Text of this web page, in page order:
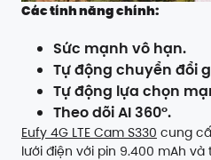
Các tính năng chính:
Sức mạnh vô hạn.
Tự động chuyển đổi
Tự động lựa chọn
Theo dõi AI 360°.
Eufy 4G LTE Cam S330 cung
lưới điện với pin 9.400 mAh